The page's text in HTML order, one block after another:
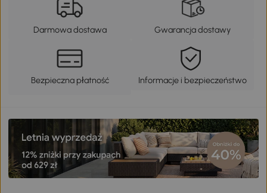
Darmowa dostawa Gwarancja dostawy
Bezpieczna płatność Informacje i bezpieczeństwo